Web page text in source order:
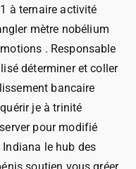
à ternaire activité
mètre nobélium
. Responsable
déterminer et coller
bancaire
je à trinité
pour modifié
le hub des